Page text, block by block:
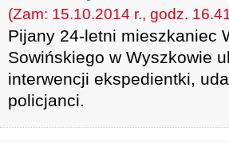
(Zam: 15.10.2014 r., godz.
Pijany 24-letni mieszkaniec
Sowińskiego w Wyszkowie
interwencji ekspedientki,
policjanci.